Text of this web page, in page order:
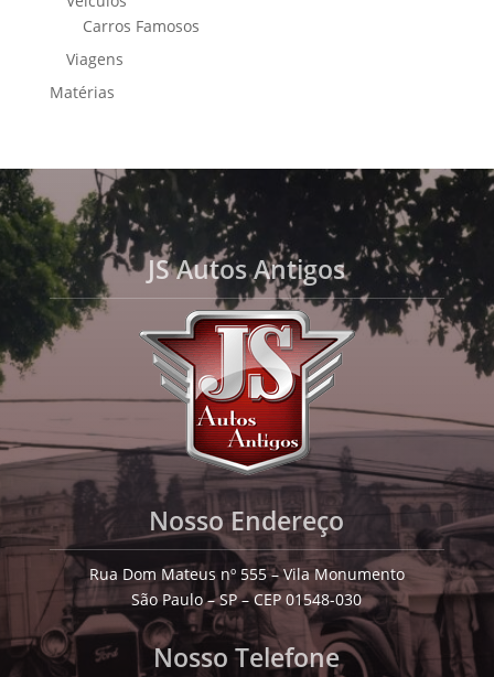
Carros Famosos
Viagens
Matérias
JS Autos Antigos
Nosso Endereço
Rua Dom Mateus nº 555 – Vila Monumento
São Paulo – SP – CEP 01548-030
Nosso Telefone